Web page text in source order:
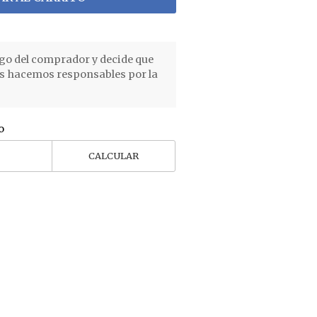
del comprador y decide que
hacemos responsables por la
CALCULAR